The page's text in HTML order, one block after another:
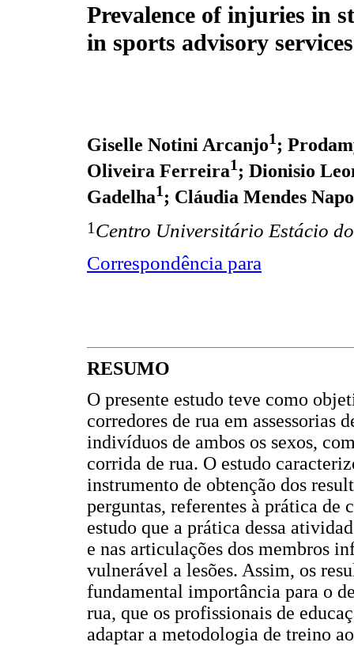
Prevalence of injuries in
in sports advisory
Giselle Notini Arcanjo1;
Oliveira Ferreira1; Dionisio
Gadelha1; Cláudia Mendes
1 Centro Universitário Estácio
Correspondência para
RESUMO
O presente estudo teve como
corredores de rua em assessorias
indivíduos de ambos os sexos,
corrida de rua. O estudo
instrumento de obtenção dos
perguntas, referentes à prática de
estudo que a prática dessa
e nas articulações dos membros
vulnerável a lesões. Assim, os
fundamental importância para o
rua, que os profissionais de
adaptar a metodologia de treino